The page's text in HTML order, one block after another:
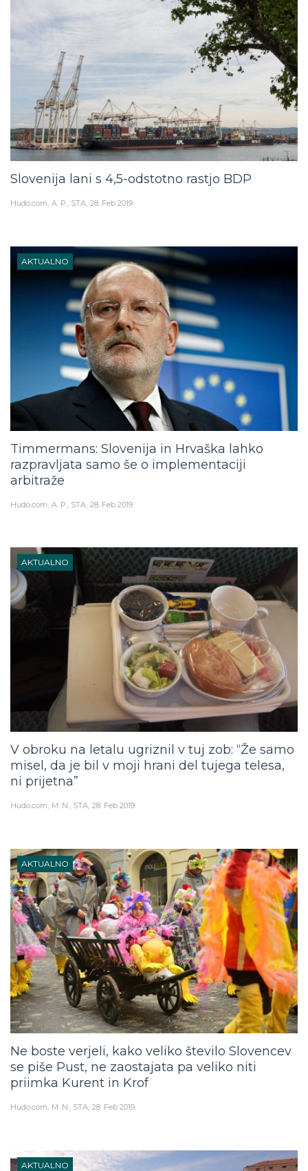
Slovenija lani s 4,5-odstotno rastjo BDP
Hudo.com A. P., STA 28. Feb 2019
AKTUALNO
Timmermans: Slovenija in Hrvaška lahko
razpravljata samo še o implementaciji
arbitraže
Hudo.com A. P., STA 28. Feb 2019
AKTUALNO
V obroku na letalu ugriznil v tuj zob: “Že samo
misel, da je bil v moji hrani del tujega telesa,
ni prijetna”
Hudo.com M. N., STA 28. Feb 2019
AKTUALNO
Ne boste verjeli, kako veliko število Slovencev
se piše Pust, ne zaostajata pa veliko niti
priimka Kurent in Krof
Hudo.com M. N., STA 28. Feb 2019
AKTUALNO